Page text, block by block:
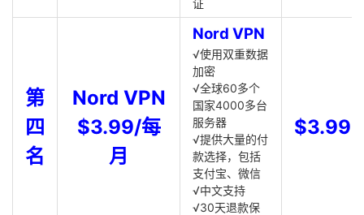
证
第
四
名
Nord VPN
$3.99/每
月
Nord VPN
√使用双重数据
加密
√全球60多个
国家4000多台
服务器
√提供大量的付
款选择，包括
支付宝、微信
√中文支持
√30天退款保
$3.99